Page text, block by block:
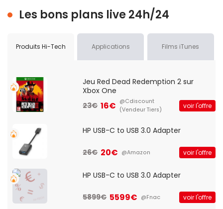
Les bons plans live 24h/24
Produits Hi-Tech Applications Films iTunes
Jeu Red Dead Redemption 2 sur
Xbox One
23€ 16€ @Cdiscount
(Vendeur Tiers)
voir l'offre
HP USB-C to USB 3.0 Adapter
26€ 20€ @Amazon voir l'offre
HP USB-C to USB 3.0 Adapter
5899€ 5599€ @Fnac voir l'offre